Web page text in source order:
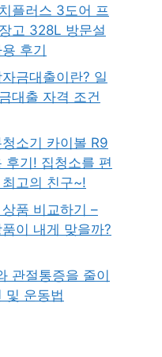
플러스 3도어 프
고 328L 방문설
후기
금대출이란? 일
대출 자격 조건
소기 카이볼 R9
후기! 집청소를 편
고의 친구~!
품 비교하기 –
이 내게 맞을까?
관절통증을 줄이
및 운동법